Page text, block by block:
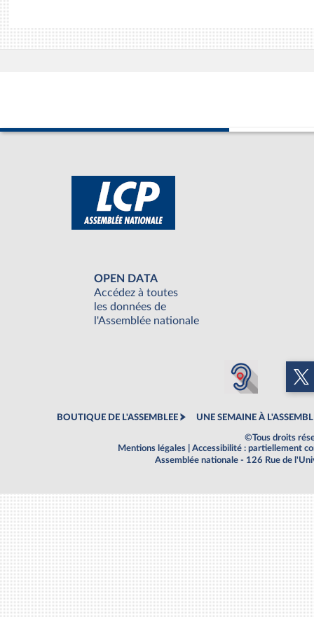
OPEN DATA
Accédez à toutes
les données de
l'Assemblée nationale
BOUTIQUE DE L'ASSEMBLEE UNE SEMAINE À
©Tous droits
Mentions légales
Accessibilité : partiellement
Assemblée nationale - 126 Rue de